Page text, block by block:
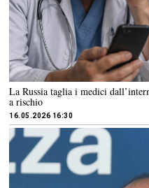
La Russia taglia i medici
a rischio
16.05.2026 16:30